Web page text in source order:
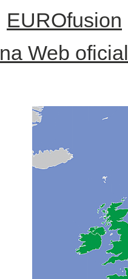
EUROfusion
Web oficial